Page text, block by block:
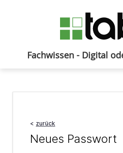
Fachwissen - Digital